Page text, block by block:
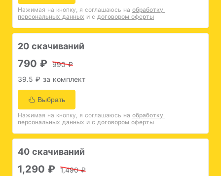
Нажимая на кнопку, я соглашаюсь на обработку
персональных данных и с договором оферты
20 скачиваний
790 ₽
990 ₽
39.5 ₽ за комплект
Выбрать
Нажимая на кнопку, я соглашаюсь на обработку
персональных данных и с договором оферты
40 скачиваний
1,290 ₽
1,490 ₽